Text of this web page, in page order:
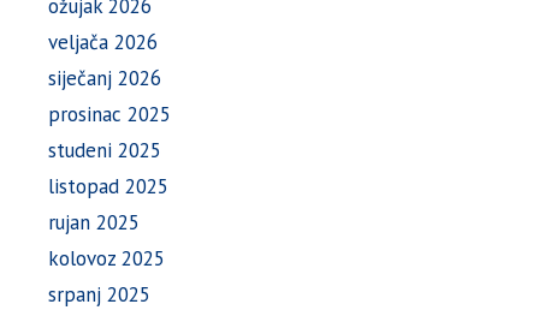
ožujak 2026
veljača 2026
siječanj 2026
prosinac 2025
studeni 2025
listopad 2025
rujan 2025
kolovoz 2025
srpanj 2025